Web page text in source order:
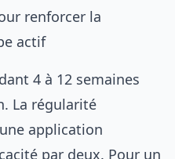
renforcer la
actif
4 à 12 semaines
La régularité
application
par deux. Pour un